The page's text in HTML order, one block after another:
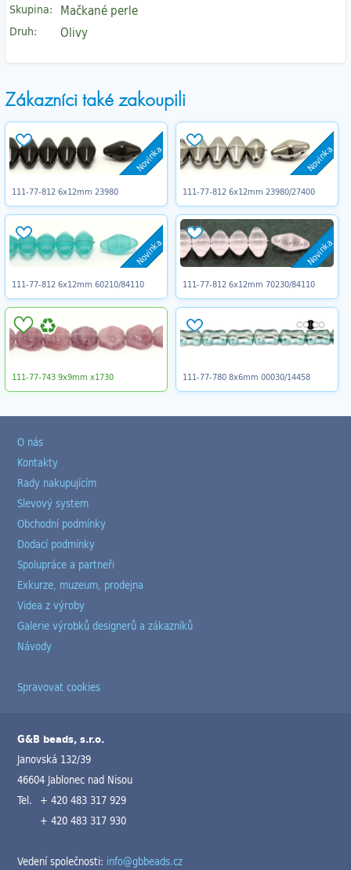
Skupina: Mačkané perle
Druh: Olivy
Zákazníci také zakoupili
Novinka
111-77-812 6x12mm 23980
Novinka
111-77-812 6x12mm 23980/27400
Novinka
111-77-812 6x12mm 60210/84110
Novinka
111-77-812 6x12mm 70230/84110
111-77-743 9x9mm x1730 111-77-780 8x6mm 00030/14458
O nás
Kontakty
Rady nakupujícím
Slevový system
Obchodní podmínky
Dodací podmínky
Spolupráce a partneři
Exkurze, muzeum, prodejna
Videa z výroby
Galerie výrobků designerů a zákazníků
Návody
Spravovat cookies
G&B beads, s.r.o.
Janovská 132/39
46604 Jablonec nad Nisou
Tel. + 420 483 317 929
+ 420 483 317 930
Vedení společnosti: info@gbbeads.cz